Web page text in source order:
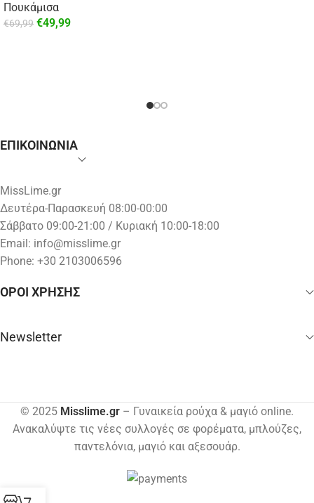
Πουκάμισα
€69,99 €49,99
ΕΠΙΚΟΙΝΩΝΙΑ
MissLime.gr
Δευτέρα-Παρασκευή 08:00-00:00
Σάββατο 09:00-21:00 / Κυριακή 10:00-18:00
Email: info@misslime.gr
Phone: +30 2103006596
ΟΡΟΙ ΧΡΗΣΗΣ
Newsletter
© 2025 Misslime.gr – Γυναικεία ρούχα & μαγιό online.
Ανακαλύψτε τις νέες συλλογές σε φορέματα, μπλούζες,
παντελόνια, μαγιό και αξεσουάρ.